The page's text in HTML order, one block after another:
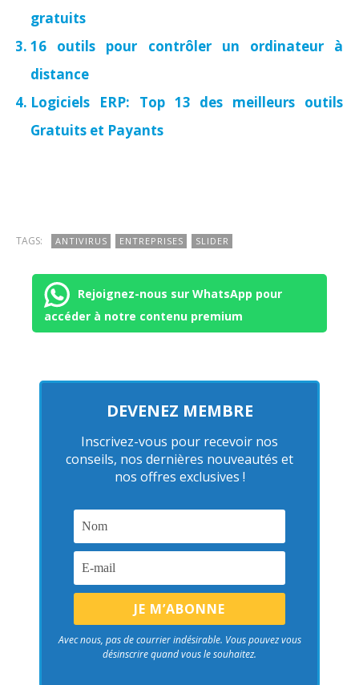
gratuits
16 outils pour contrôler un ordinateur à
distance
Logiciels ERP: Top 13 des meilleurs outils
Gratuits et Payants
TAGS: ANTIVIRUS ENTREPRISES SLIDER
Rejoignez-nous sur WhatsApp pour
accéder à notre contenu premium
DEVENEZ MEMBRE
Inscrivez-vous pour recevoir nos
conseils, nos dernières nouveautés et
nos offres exclusives !
Avec nous, pas de courrier indésirable. Vous pouvez vous
désinscrire quand vous le souhaitez.